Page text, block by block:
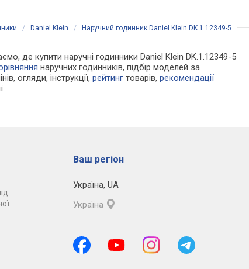
/ Daniel Klein / Наручний годинник Daniel Klein DK.1.12349-5
де купити наручні годинники Daniel Klein DK.1.12349-5
наручних годинників, підбір моделей за
огляди, інструкції,рейтинг товарів,рекомендації
Ваш регіон
Україна, UA
Україна